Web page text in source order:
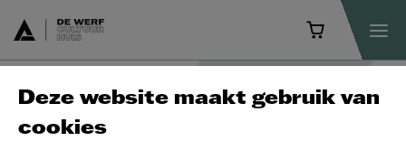
Programma
Deze website maakt gebruik van
cookies